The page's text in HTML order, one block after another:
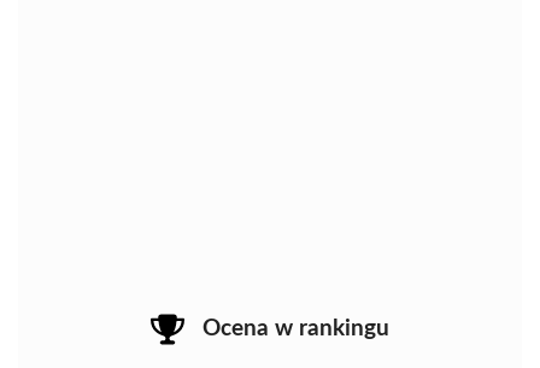
Ocena w rankingu